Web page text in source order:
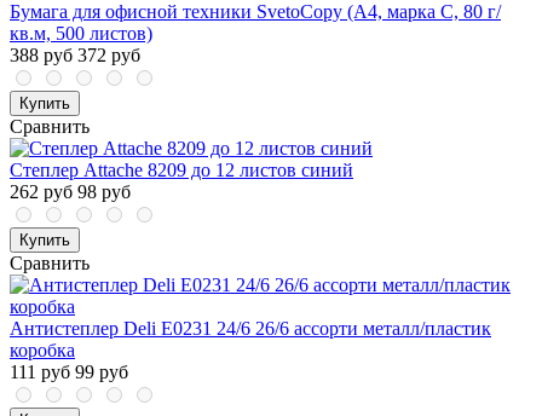
Бумага для офисной техники SvetoCopy (A4, марка C, 80 г/
кв.м, 500 листов)
388 руб 372 руб
Купить
Сравнить
Степлер Attache 8209 до 12 листов синий
262 руб 98 руб
Купить
Сравнить
Антистеплер Deli E0231 24/6 26/6 ассорти металл/пластик
коробка
111 руб 99 руб